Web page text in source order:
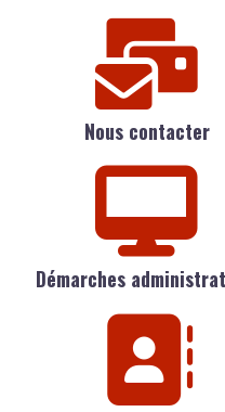
Nous contacter
Démarches